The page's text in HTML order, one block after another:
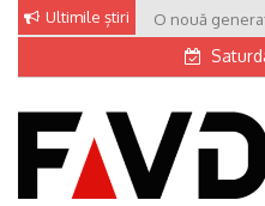
Skip
content
Ultimile știri O nouă